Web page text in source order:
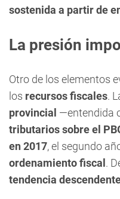
sostenida a partir de
La presión
Otro de los elementos
los recursos fiscales.
provincial —entendida
tributarios sobre el
en 2017, el segundo
ordenamiento fiscal .
tendencia